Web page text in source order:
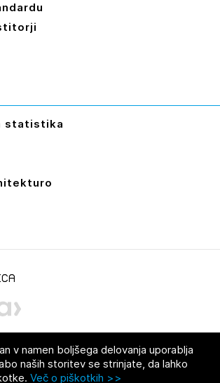
statistika
v namen boljšega delovanja uporablja
naših storitev se strinjate, da lahko
Več o piškotkih >>